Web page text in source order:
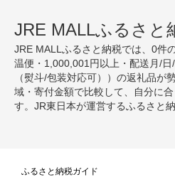
JRE MALLふるさと
JRE MALLふるさと納税では、0件
温便・1,000,001円以上・配送月/
（熨斗/包装対応可））の返礼品が
域・寄付金額で比較して、自分に
す。JR東日本が運営するふるさと納
ふるさと納税ガイド